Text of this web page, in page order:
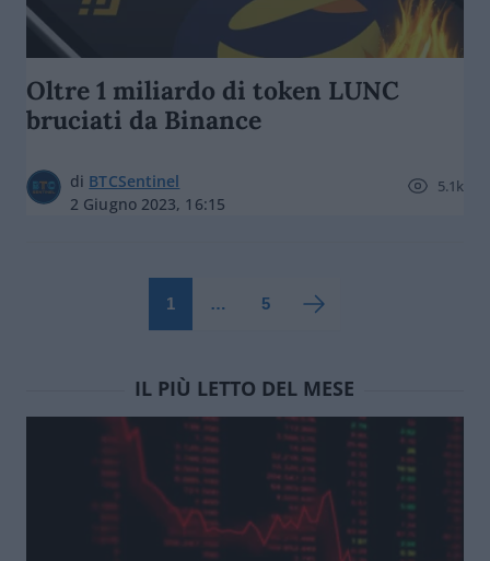
Oltre 1 miliardo di token LUNC
bruciati da Binance
di BTCSentinel
2 Giugno 2023, 16:15
5.1k
1 … 5
IL PIÙ LETTO DEL MESE